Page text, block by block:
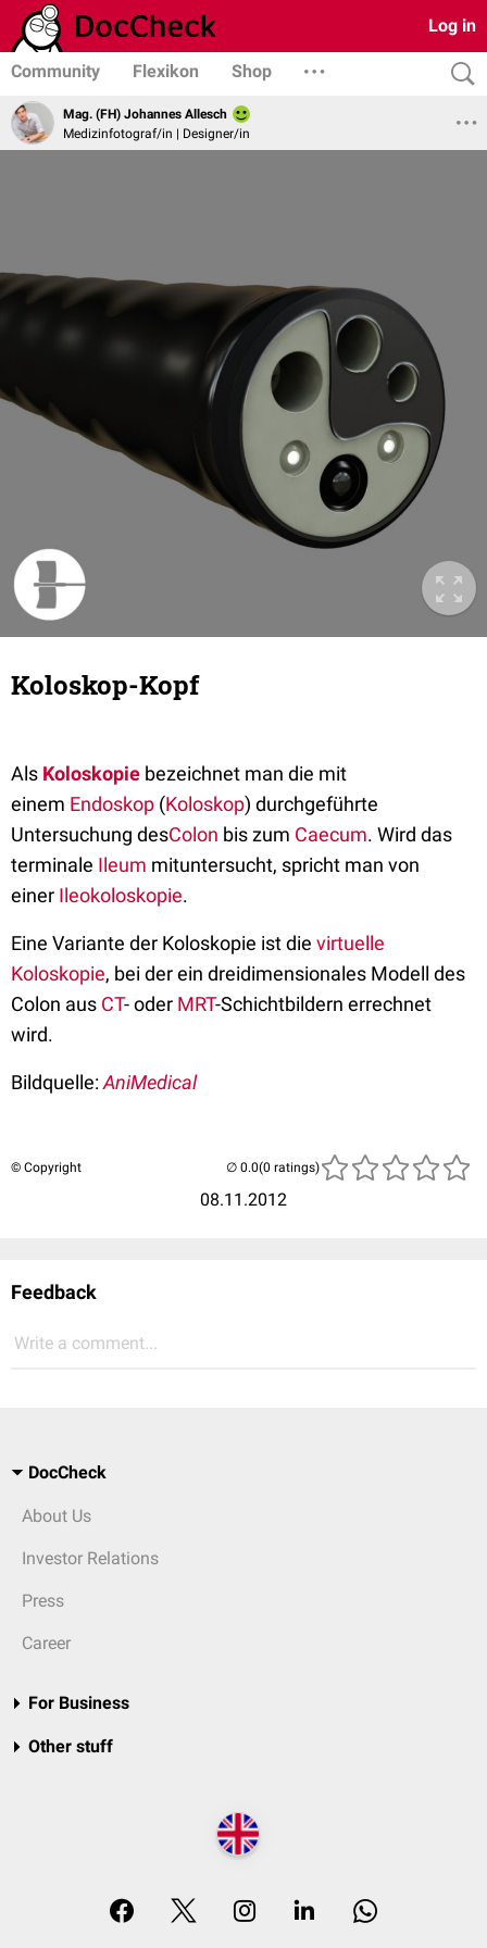
Log in
Community Flexikon Shop
Mag. (FH) Johannes Allesch
Medizinfotograf/in | Designer/in
Koloskop-Kopf
Als Koloskopie bezeichnet man die mit
einem Endoskop (Koloskop) durchgeführte
Untersuchung desColon bis zum Caecum. Wird das
terminale Ileum mituntersucht, spricht man von
einer Ileokoloskopie.
Eine Variante der Koloskopie ist die virtuelle
Koloskopie, bei der ein dreidimensionales Modell des
Colon aus CT- oder MRT-Schichtbildern errechnet
wird.
Bildquelle:AniMedical
© Copyright
08.11.2012
(0 ratings)
Feedback
Write a comment...
DocCheck
About Us
Investor Relations
Press
Career
For Business
Other stuff